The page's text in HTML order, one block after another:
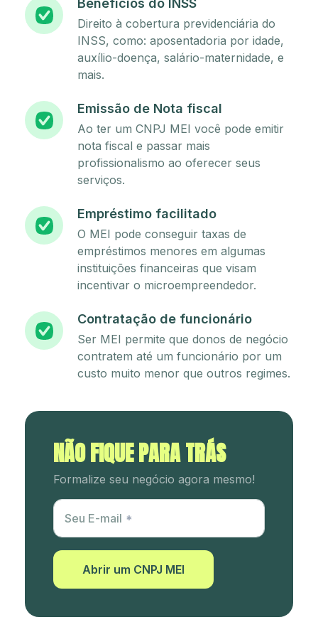
Benefícios do INSS
Direito à cobertura previdenciária do
INSS, como: aposentadoria por idade,
auxílio-doença, salário-maternidade, e
mais.
Emissão de Nota fiscal
Ao ter um CNPJ MEI você pode emitir
nota fiscal e passar mais
profissionalismo ao oferecer seus
serviços.
Empréstimo facilitado
O MEI pode conseguir taxas de
empréstimos menores em algumas
instituições financeiras que visam
incentivar o microempreendedor.
Contratação de funcionário
Ser MEI permite que donos de negócio
contratem até um funcionário por um
custo muito menor que outros regimes.
NÃO FIQUE PARA TRÁS
Formalize seu negócio agora mesmo!
Utm Content
Seu E-mail
Abrir um CNPJ MEI